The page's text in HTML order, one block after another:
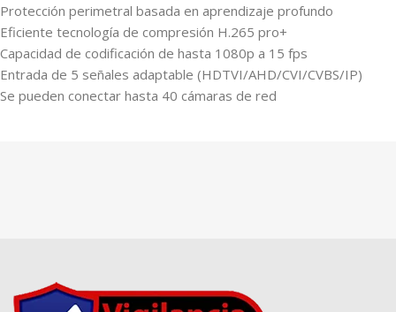
Protección perimetral basada en aprendizaje profundo
Eficiente tecnología de compresión H.265 pro+
Capacidad de codificación de hasta 1080p a 15 fps
Entrada de 5 señales adaptable (HDTVI/AHD/CVI/CVBS/IP)
Se pueden conectar hasta 40 cámaras de red